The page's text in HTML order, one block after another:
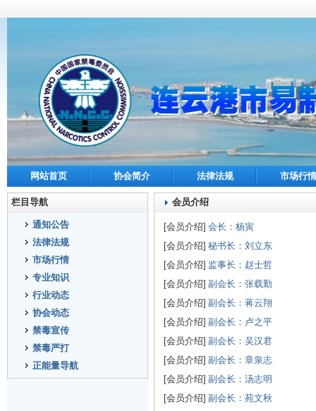
网站首页 协会简介 法律法规 市场行情
栏目导航
通知公告
法律法规
市场行情
专业知识
行业动态
协会动态
禁毒宣传
禁毒严打
正能量导航
会员介绍
[会员介绍] 会长：杨寅
[会员介绍] 秘书长：刘立东
[会员介绍] 监事长：赵士哲
[会员介绍] 副会长：张载勤
[会员介绍] 副会长：蒋云翔
[会员介绍] 副会长：卢之平
[会员介绍] 副会长：吴汉君
[会员介绍] 副会长：章泉志
[会员介绍] 副会长：汤志明
[会员介绍] 副会长：苑文秋